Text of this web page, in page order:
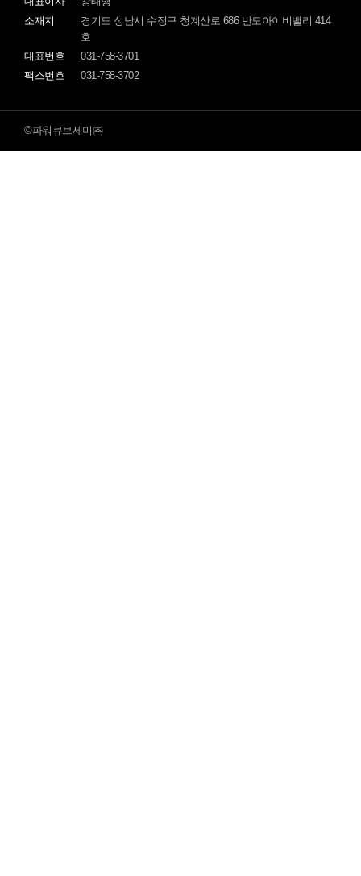
소재지
경기도 성남시 수정구 청계산로 686 반도아이비밸리 414
호
대표번호
031-758-3701
팩스번호
031-758-3702
©파워큐브세미㈜